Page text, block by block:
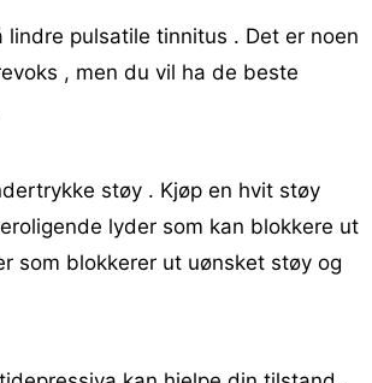
pulsatile tinnitus . Det er noen
, men du vil ha de beste
støy . Kjøp en hvit støy
lyder som kan blokkere ut
som blokkerer ut uønsket støy og